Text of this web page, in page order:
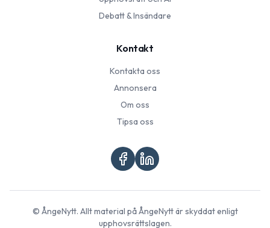
Debatt & Insändare
Kontakt
Kontakta oss
Annonsera
Om oss
Tipsa oss
© ÅngeNytt. Allt material påÅngeNyttär skyddat enligt
upphovsrättslagen.